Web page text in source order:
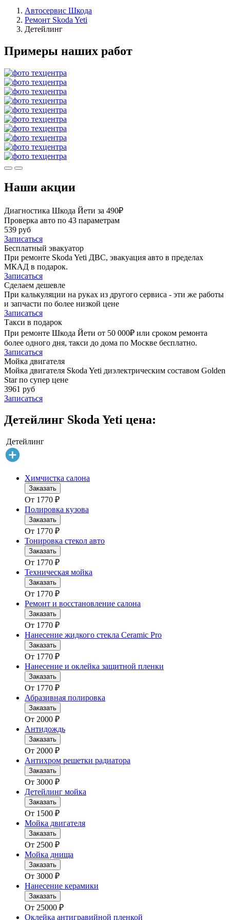
Автосервис Шкода
Ремонт Skoda Yeti
Детейлинг
Примеры наших работ
Наши акции
Диагностика Шкода Йети за 490₽
Проверка авто по 43 параметрам
539 руб
Записаться
Бесплатный эвакуатор
При ремонте Skoda Yeti ДВС, эвакуация авто в пределах
МКАД в подарок.
Записаться
Сделаем дешевле
При калькуляции на руках из другого сервиса - эти же работы
и запчасти по более низкой цене
Записаться
Такси в подарок
При ремонте Шкода Йети от 50 000₽ или сроком ремонта
более одного дня, такси до дома по Москве бесплатно.
Записаться
Мойка двигателя
Мойка двигателя Skoda Yeti диэлектрическим составом Golden
Star по супер цене
3961 руб
Записаться
Детейлинг Skoda Yeti цена:
Детейлинг
Химчистка салона
Заказать
От 1770 ₽
Полировка кузова
Заказать
От 1770 ₽
Тонировка стекол авто
Заказать
От 1770 ₽
Техническая мойка
Заказать
От 1770 ₽
Ремонт и восстановление салона
Заказать
От 1770 ₽
Нанесение жидкого стекла Ceramic Pro
Заказать
От 1770 ₽
Нанесение и оклейка защитной пленки
Заказать
От 1770 ₽
Абразивная полировка
Заказать
От 2000 ₽
Антидождь
Заказать
От 2000 ₽
Антихром решетки радиатора
Заказать
От 3000 ₽
Детейлинг мойка
Заказать
От 1500 ₽
Мойка двигателя
Заказать
От 2500 ₽
Мойка днища
Заказать
От 3000 ₽
Нанесение керамики
Заказать
От 25000 ₽
Оклейка антигравийной пленкой